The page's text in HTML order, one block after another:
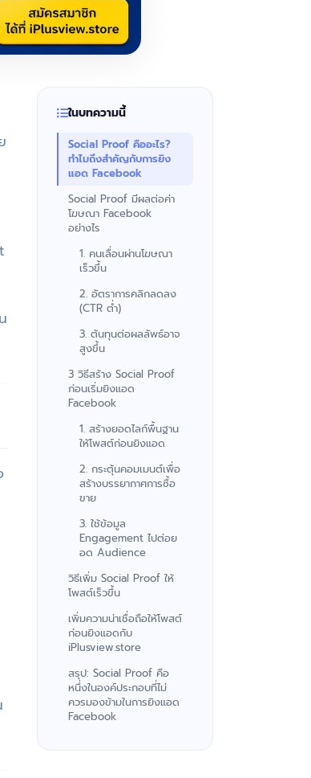
ในบทความนี้
Social Proof คืออะไร?
ทำไมถึงสำคัญกับการยิง
แอด Facebook
Social Proof มีผลต่อค่า
โฆษณา Facebook
อย่างไร
1. คนเลื่อนผ่านโฆษณา
เร็วขึ้น
2. อัตราการคลิกลดลง
(CTR ต่ำ)
3. ต้นทุนต่อผลลัพธ์อาจ
สูงขึ้น
3 วิธีสร้าง Social Proof
ก่อนเริ่มยิงแอด
Facebook
1. สร้างยอดไลก์พื้นฐาน
ให้โพสต์ก่อนยิงแอด
2. กระตุ้นคอมเมนต์เพื่อ
สร้างบรรยากาศการซื้อ
ขาย
3. ใช้ข้อมูล
Engagement ไปต่อย
อด Audience
วิธีเพิ่ม Social Proof ให้
โพสต์เร็วขึ้น
เพิ่มความน่าเชื่อถือให้โพสต์
ก่อนยิงแอดกับ
iPlusview.store
สรุป: Social Proof คือ
หนึ่งในองค์ประกอบที่ไม่
ควรมองข้ามในการยิงแอด
Facebook